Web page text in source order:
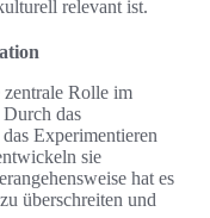
relevant ist.
Rolle im
das
Experimentieren
sie
hat es
überschreiten und